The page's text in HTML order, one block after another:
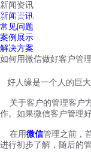
红鹰工作手机
新闻资讯
新闻资讯
常见问题
案例展示
解决方案
如何用微信做好客户管
好人缘是一个人的巨
关于客户的管理客户
作。如果微信客户管理
在用微信管理之前，
进行初步了解，随后的